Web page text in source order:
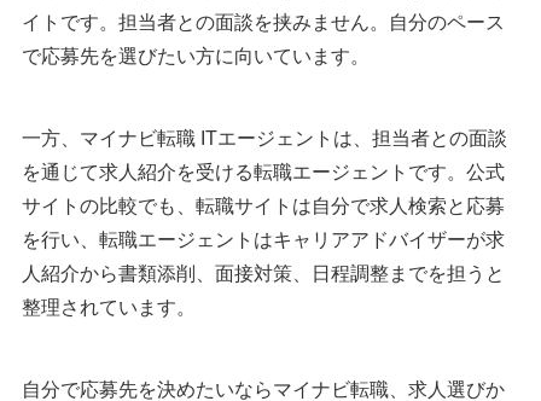
イトです。担当者との面談を挟みません。自分のペース
で応募先を選びたい方に向いています。
一方、マイナビ転職 ITエージェントは、担当者との面談
を通じて求人紹介を受ける転職エージェントです。公式
サイトの比較でも、転職サイトは自分で求人検索と応募
を行い、転職エージェントはキャリアアドバイザーが求
人紹介から書類添削、面接対策、日程調整までを担うと
整理されています。
自分で応募先を決めたいならマイナビ転職、求人選びか